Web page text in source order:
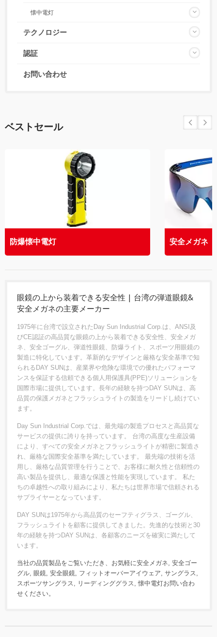
懐中電灯
テクノロジー
認証
お問い合わせ
ベストセール
防爆懐中電灯 安全メガネ
眼鏡の上から装着できる安全性 | 台湾の弾道眼鏡&
安全メガネの主要メーカー
1975年に台湾で設立されたDay Sun Industrial Corp.は、ANSI及
びCE認証の高品質な眼鏡の上から装着できる安全性、安全メガ
ネ、安全ゴーグル、弾道性眼鏡、防爆ライト、スポーツ用眼鏡の
製造に特化しています。革新的なデザインと厳格な安全基準で知
られるDAY SUNは、産業界や危険な環境での優れたパフォーマ
ンスを保証する信頼できる個人用保護具(PPE)ソリューションを
国際市場に提供しています。長年の経験を持つDAY SUNは、高
品質の保護メガネとフラッシュライトの製造をリードし続けてい
ます。
Day Sun Industrial Corp.では、最先端の製造プロセスと高品質な
サービスの提供に誇りを持っています。 台湾の高度な生産設備
により、すべての安全メガネとフラッシュライトが精密に製造さ
れ、厳格な国際安全基準を満たしています。 最先端の技術を活
用し、厳格な品質管理を行うことで、お客様に耐久性と信頼性の
高い製品を提供し、最適な保護と性能を実現しています。 私た
ちの卓越性への取り組みにより、私たちは世界市場で信頼される
サプライヤーとなっています。
DAY SUNは1975年から高品質のセーフティグラス、ゴーグル、
フラッシュライトを顧客に提供してきました。先進的な技術と30
年の経験を持つDAY SUNは、各顧客のニーズを確実に満たして
います。
当社の品質製品をご覧いただき、お気軽に安全メガネ, 安全ゴー
グル, 眼鏡, 安全眼鏡, フィットオーバーアイウェア, サングラス,
スポーツサングラス, リーディンググラス, 懐中電灯お問い合わ
せ ください。